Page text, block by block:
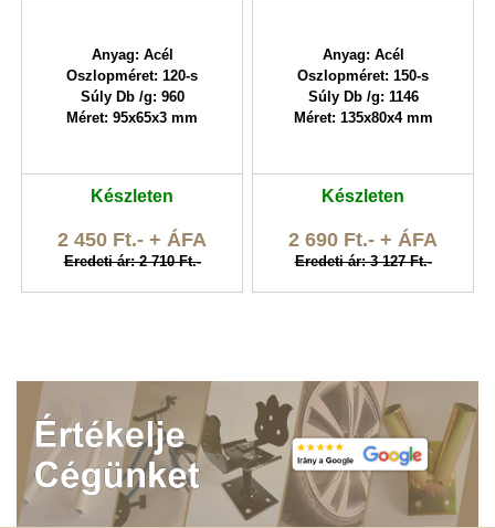
Anyag: Acél
Oszlopméret: 120-s
Súly Db /g: 960
Méret: 95x65x3 mm
Készleten
2 450 Ft.- + ÁFA
Eredeti ár: 2 710 Ft.-
Anyag: Acél
Oszlopméret: 150-s
Súly Db /g: 1146
Méret: 135x80x4 mm
Készleten
2 690 Ft.- + ÁFA
Eredeti ár: 3 127 Ft.-